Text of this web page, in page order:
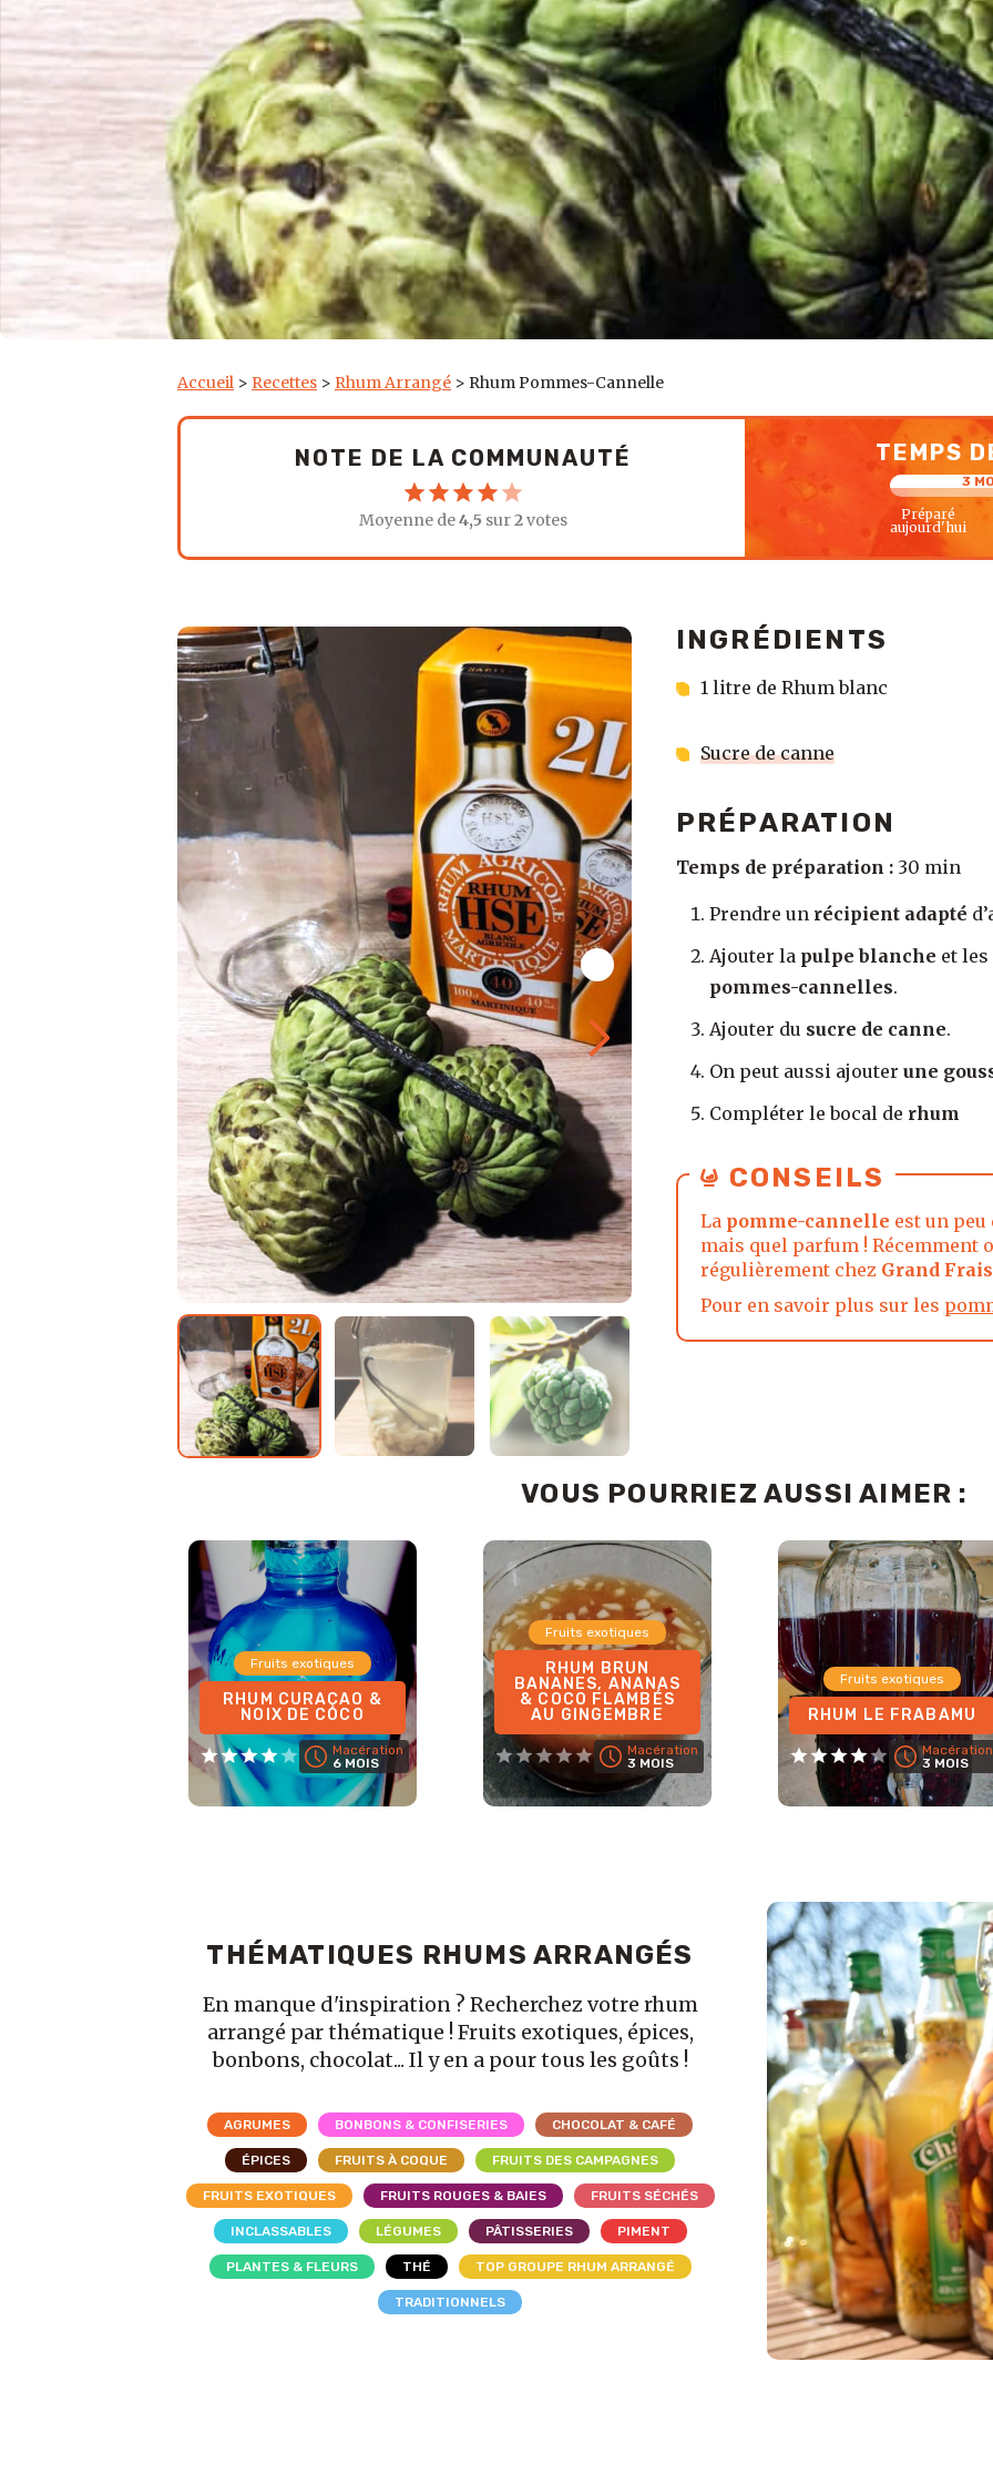
Accueil > Recettes > Rhum Arrangé > Rhum Pommes-Cannelle
NOTE DE LA COMMUNAUTÉ
Moyenne de4,5 sur2votes
TEMPS
3
Préparé
aujourd'hui
INGRÉDIENTS
1 litre de Rhum blanc
Sucre de canne
PRÉPARATION
Temps de préparation : 30 min
Prendre un récipient adapté
Ajouter la pulpe blanche et les
pommes-cannelles.
Ajouter du sucre de canne.
On peut aussi ajouter une
Compléter le bocal de rhum
CONSEILS
La pomme-cannelle est un
mais quel parfum ! Récemment
régulièrement chez Grand Frais
Pour en savoir plus sur les
VOUS POURRIEZ AUSSI AIMER :
Fruits exotiques
RHUM CURAÇAO &
NOIX DE COCO
Macération
6 MOIS
Fruits exotiques
RHUM BRUN
BANANES, ANANAS
& COCO FLAMBÉS
AU GINGEMBRE
Macération
3 MOIS
Fruits exotiques
RHUM LE FRABAMU
Macération
3 MOIS
THÉMATIQUES RHUMS ARRANGÉS
En manque d'inspiration ? Recherchez votre rhum
arrangé par thématique ! Fruits exotiques, épices,
bonbons, chocolat... Il y en a pour tous les goûts !
AGRUMES BONBONS & CONFISERIES CHOCOLAT & CAFÉ
ÉPICES FRUITS À COQUE FRUITS DES CAMPAGNES
FRUITS EXOTIQUES FRUITS ROUGES & BAIES FRUITS SÉCHÉS
INCLASSABLES LÉGUMES PÂTISSERIES PIMENT
PLANTES & FLEURS THÉ TOP GROUPE RHUM ARRANGÉ
TRADITIONNELS